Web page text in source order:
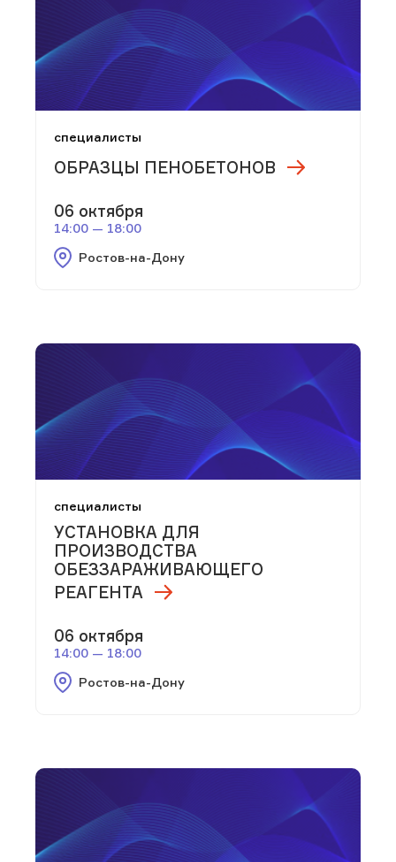
специалисты
ОБРАЗЦЫ ПЕНОБЕТОНОВ
06 октября
14:00 — 18:00
Ростов-на-Дону
специалисты
УСТАНОВКА ДЛЯ
ПРОИЗВОДСТВА
ОБЕЗЗАРАЖИВАЮЩЕГО
РЕАГЕНТА
06 октября
14:00 — 18:00
Ростов-на-Дону